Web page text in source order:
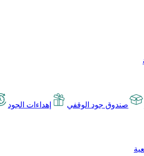
صندوق جود الوقفي إهداءات الجود